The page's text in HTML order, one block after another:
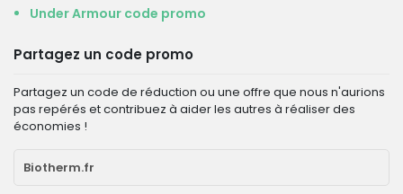
Under Armour code promo
Partagez un code promo
Partagez un code de réduction ou une offre que nous n'aurions
pas repérés et contribuez à aider les autres à réaliser des
économies !